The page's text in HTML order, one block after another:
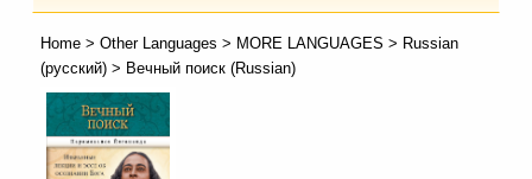
Home> Other Languages > MORE LANGUAGES > Russian
(русский)> Вечный поиск (Russian)